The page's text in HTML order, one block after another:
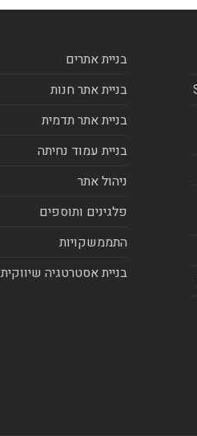
בניית אתרים
בניית אתר חנות
בניית אתר תדמית
בניית עמוד נחיתה
ניהול אתר
פלגינים ותוספים
התממשקויות
בניית אסטרטגיה שיווקית